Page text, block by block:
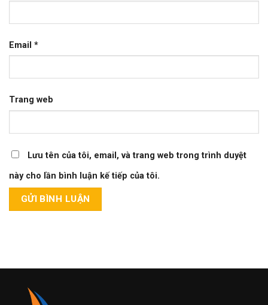
Email *
Trang web
Lưu tên của tôi, email, và trang web trong trình duyệt
này cho lần bình luận kế tiếp của tôi.